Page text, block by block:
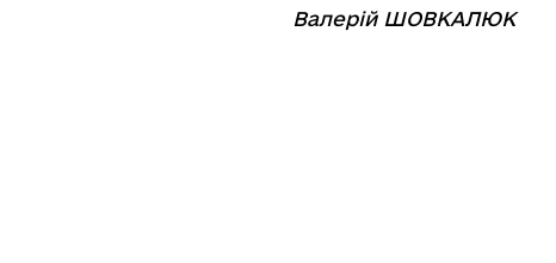
Валерій ШОВКАЛЮК